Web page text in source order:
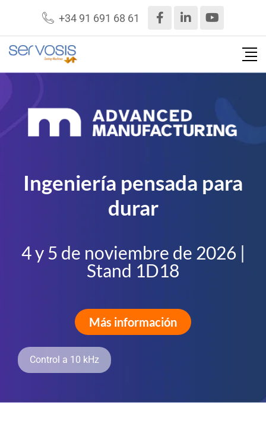
+34 91 691 68 61
Ingeniería pensada para
durar
4 y 5 de noviembre de 2026 |
Stand 1D18
Más información
Control a 10 kHz